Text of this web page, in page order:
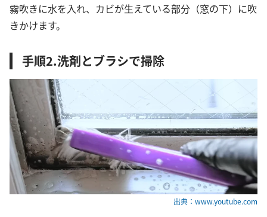
霧吹きに水を入れ、カビが生えている部分（窓の下）に吹
きかけます。
手順2.洗剤とブラシで掃除
出典：www.youtube.com